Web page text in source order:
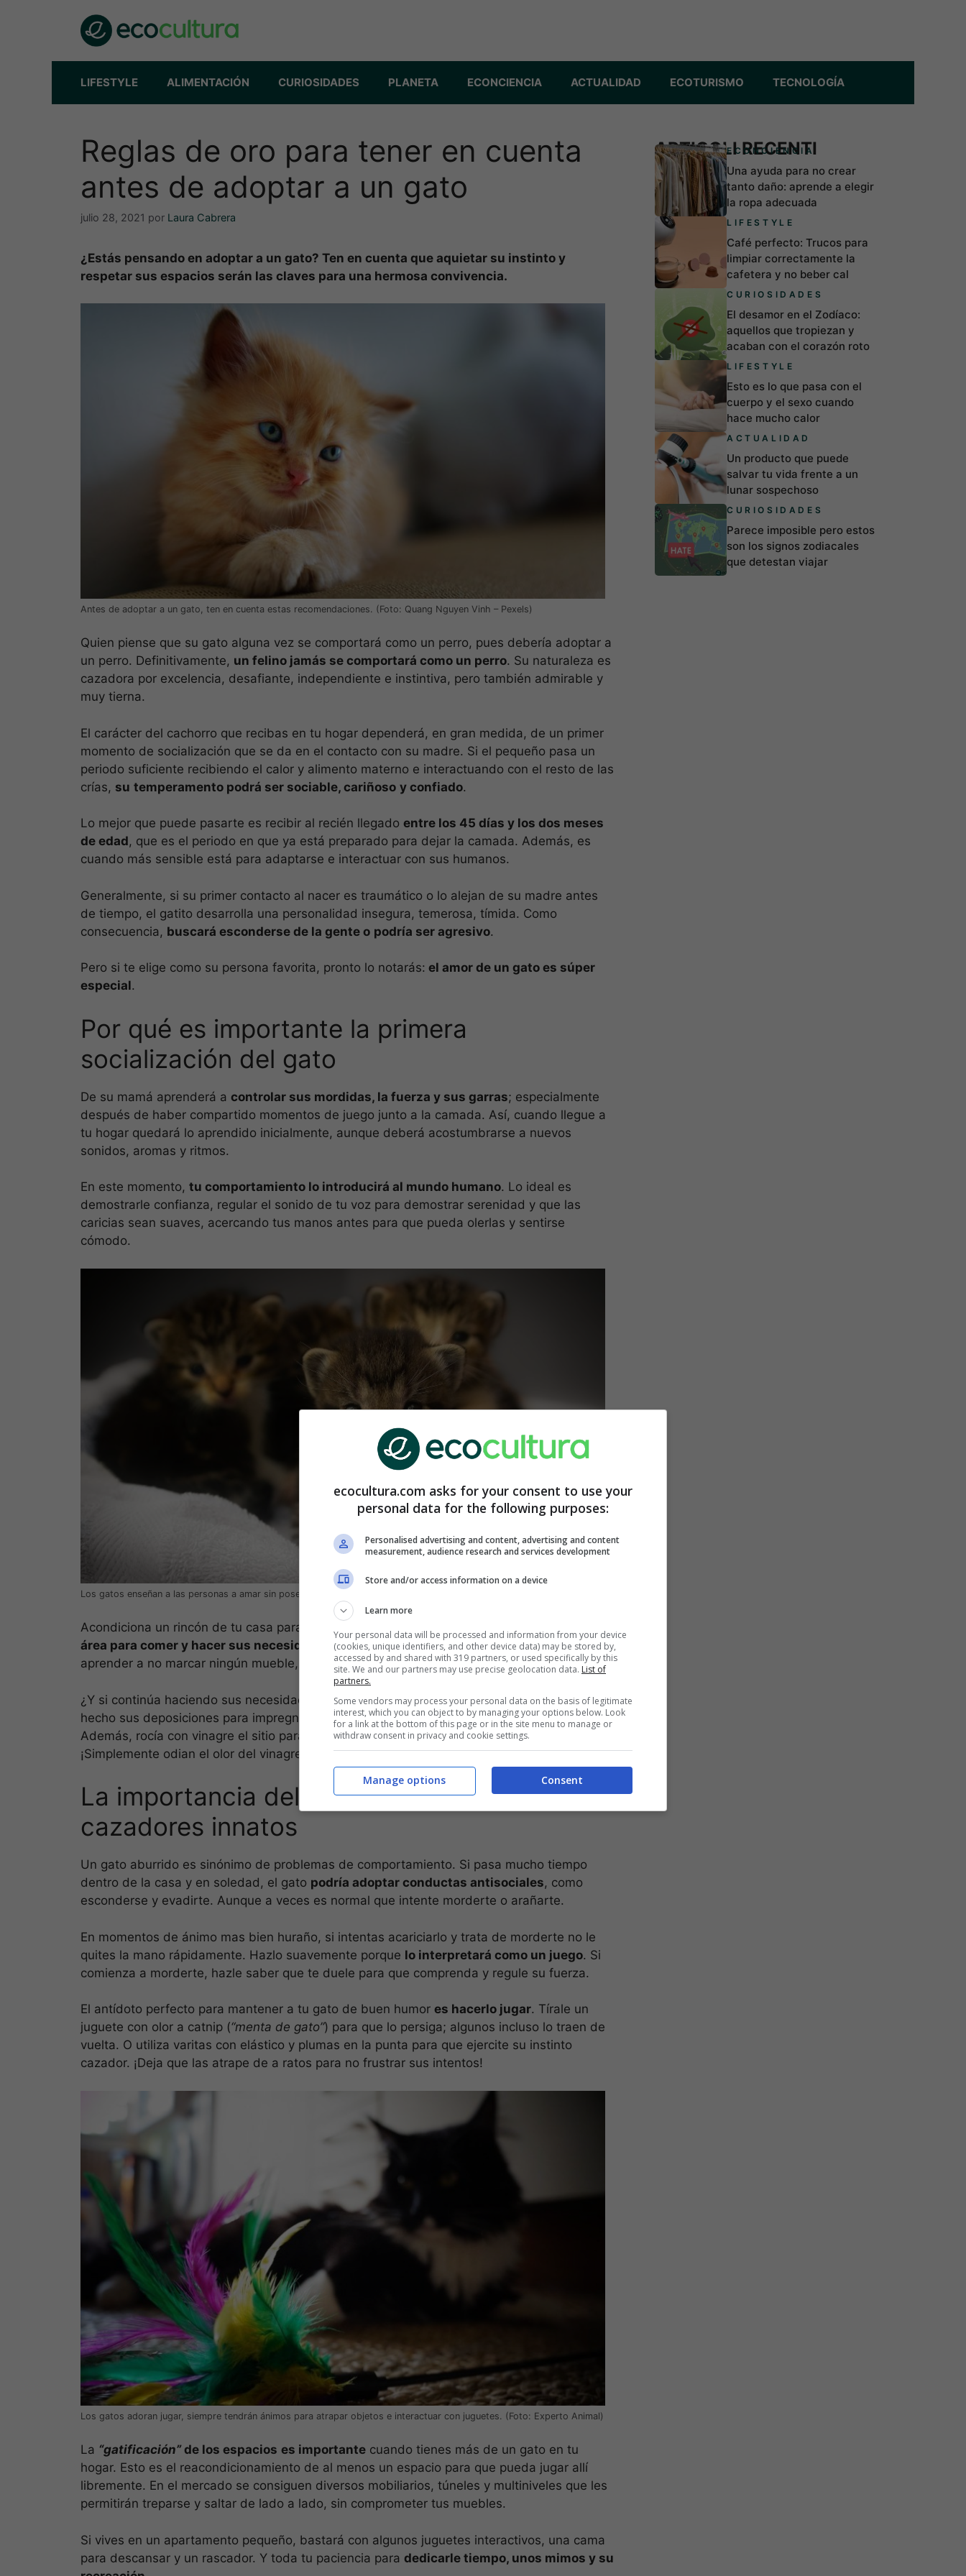
LIFESTYLE ALIMENTACIÓN CURIOSIDADES PLANETA ECONCIENCIA ACTUALIDAD ECOTURISMO TECNOLOGÍA
Reglas de oro para tener en cuenta
antes de adoptar a un gato
julio 28, 2021 por Laura Cabrera
¿Estás pensando en adoptar a un gato? Ten en cuenta que aquietar su instinto y
respetar sus espacios serán las claves para una hermosa convivencia.
Antes de adoptar a un gato, ten en cuenta estas recomendaciones. (Foto: Quang Nguyen Vinh – Pexels)
Quien piense que su gato alguna vez se comportará como un perro, pues debería adoptar a
un perro. Definitivamente, un felino jamás se comportará como un perro. Su naturaleza es
cazadora por excelencia, desafiante, independiente e instintiva, pero también admirable y
muy tierna.
El carácter del cachorro que recibas en tu hogar dependerá, en gran medida, de un primer
momento de socialización que se da en el contacto con su madre. Si el pequeño pasa un
periodo suficiente recibiendo el calor y alimento materno e interactuando con el resto de las
crías, su temperamento podrá ser sociable, cariñoso y confiado.
Lo mejor que puede pasarte es recibir al recién llegado entre los 45 días y los dos meses
de edad, que es el periodo en que ya está preparado para dejar la camada. Además, es
cuando más sensible está para adaptarse e interactuar con sus humanos.
Generalmente, si su primer contacto al nacer es traumático o lo alejan de su madre antes
de tiempo, el gatito desarrolla una personalidad insegura, temerosa, tímida. Como
consecuencia, buscará esconderse de la gente o podría ser agresivo.
Pero si te elige como su persona favorita, pronto lo notarás: el amor de un gato es súper
especial.
Por qué es importante la primera
socialización del gato
De su mamá aprenderá a controlar sus mordidas, la fuerza y sus garras; especialmente
después de haber compartido momentos de juego junto a la camada. Así, cuando llegue a
tu hogar quedará lo aprendido inicialmente, aunque deberá acostumbrarse a nuevos
sonidos, aromas y ritmos.
En este momento, tu comportamiento lo introducirá al mundo humano. Lo ideal es
demostrarle confianza, regular el sonido de tu voz para demostrar serenidad y que las
caricias sean suaves, acercando tus manos antes para que pueda olerlas y sentirse
cómodo.
Los gatos enseñan a las personas a amar sin poseer. (Foto: Pixabay).
Acondiciona un rincón de tu casa para darle la bienvenida. El gato reconocerá que es su
área para comer y hacer sus necesidades en sus piedras. En este momento deberá
aprender a no marcar ningún mueble, espacio u objeto con su orina.
¿Y si continúa haciendo sus necesidades fuera de la caja? Coloca un periódico donde haya
hecho sus deposiciones para impregnarlo con su olor y luego introdúcelo en la caja.
Además, rocía con vinagre el sitio para que sepa que allí no debe volver a hacerlo.
¡Simplemente odian el olor del vinagre!
La importancia del juego con estos
cazadores innatos
Un gato aburrido es sinónimo de problemas de comportamiento. Si pasa mucho tiempo
dentro de la casa y en soledad, el gato podría adoptar conductas antisociales, como
esconderse y evadirte. Aunque a veces es normal que intente morderte o arañarte.
En momentos de ánimo mas bien huraño, si intentas acariciarlo y trata de morderte no le
quites la mano rápidamente. Hazlo suavemente porque lo interpretará como un juego. Si
comienza a morderte, hazle saber que te duele para que comprenda y regule su fuerza.
El antídoto perfecto para mantener a tu gato de buen humor es hacerlo jugar. Tírale un
juguete con olor a catnip (“menta de gato”) para que lo persiga; algunos incluso lo traen de
vuelta. O utiliza varitas con elástico y plumas en la punta para que ejercite su instinto
cazador. ¡Deja que las atrape de a ratos para no frustrar sus intentos!
Los gatos adoran jugar, siempre tendrán ánimos para atrapar objetos e interactuar con juguetes. (Foto: Experto Animal)
La “gatificación”de los espacios es importante cuando tienes más de un gato en tu
hogar. Esto es el reacondicionamiento de al menos un espacio para que pueda jugar allí
libremente. En el mercado se consiguen diversos mobiliarios, túneles y multiniveles que les
permitirán treparse y saltar de lado a lado, sin comprometer tus muebles.
Si vives en un apartamento pequeño, bastará con algunos juguetes interactivos, una cama
para descansar y un rascador. Y toda tu paciencia para dedicarle tiempo, unos mimos y su
ARTICOLI RECENTI
ECONCIENCIA
Una ayuda para no crear
tanto daño: aprende a elegir
la ropa adecuada
LIFESTYLE
Café perfecto: Trucos para
limpiar correctamente la
cafetera y no beber cal
CURIOSIDADES
El desamor en el Zodíaco:
aquellos que tropiezan y
acaban con el corazón roto
LIFESTYLE
Esto es lo que pasa con el
cuerpo y el sexo cuando
hace mucho calor
ACTUALIDAD
Un producto que puede
salvar tu vida frente a un
lunar sospechoso
CURIOSIDADES
Parece imposible pero estos
son los signos zodiacales
que detestan viajar
ecocultura.com asks for your consent to use your
personal data for the following purposes:
Personalised advertising and content, advertising and content
measurement, audience research and services development
Store and/or access information on a device
Learn more
Your personal data will be processed and information from your device
(cookies, unique identifiers, and other device data) may be stored by,
accessed by and shared with 319 partners, or used specifically by this
site. We and our partners may use precise geolocation data. List of
partners.
Some vendors may process your personal data on the basis of legitimate
interest, which you can object to by managing your options below. Look
for a link at the bottom of this page or in the site menu to manage or
withdraw consent in privacy and cookie settings.
Consent
Manage options